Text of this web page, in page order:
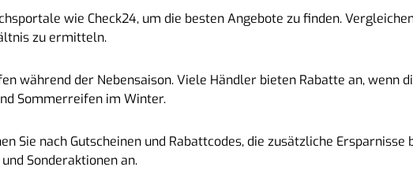
wie Check24, um die besten Angebote zu finden.
zu ermitteln.
während der Nebensaison. Viele Händler bieten Rabatte an, wenn
Sommerreifen im Winter.
Sie nach Gutscheinen und Rabattcodes, die zusätzliche Ersparnisse
Sonderaktionen an.